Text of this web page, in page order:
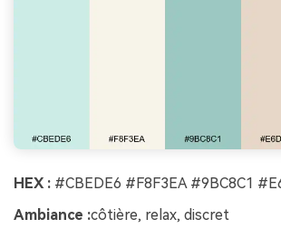
HEX : #CBEDE6 #F8F3EA #9BC8C1
Ambiance :côtière, relax, discret